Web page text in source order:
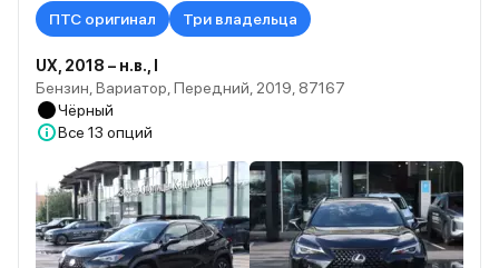
ПТС оригинал Три владельца
UX, 2018 – н.в., I
Бензин, Вариатор, Передний, 2019, 87167
Чёрный
Все 13 опций